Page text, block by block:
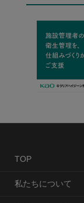
TOP
私たちについて